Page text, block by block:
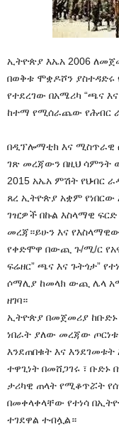
ኢትዮጵያ እኤአ 2006
በወቅቱ ሞቋዶሾን ያስተዳድሩ
የተደረገው በአሜሪካ “ጫና እና
ከተማ የሚሰራጨው የሕብር
በዲፕሎማቲክ እና ሚስጥራዊ
ገጽ መረጃውን በዚህ ሳምንት
2015 አኤአ ምሽት የህብር
ጸረ ኢትዮጵያ አቋም የነበርው
ገዢዎች በኩል እስላማዊ
መረጃ።ይሁን እና
የቀድሞዋ በውጪ ጉ/ሚ/ር
ፍሬዘር” ጫና እና ጉትጎታ”
ሶማሊያ ከመላክ ውጪ ሌላ
ዘገባ።
ኢትዮጵያ በመጀመሪያ ከቡድኑ
ነበራት ያለው መረጃው
እንደጠበቁት እና
ተዋጊነት በመሸጋገሩ ፣
ታሪካዊ ጠላት የሚቆጥሯት
በመቀላቀላቸው የተነሳ
ተገደዋል ተብሏል።